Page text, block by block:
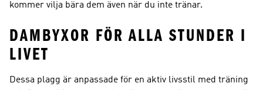
kommer vilja bära dem även när du inte tränar.
DAMBYXOR FÖR ALLA STUNDER I
LIVET
Dessa plagg är anpassade för en aktiv livsstil med träning